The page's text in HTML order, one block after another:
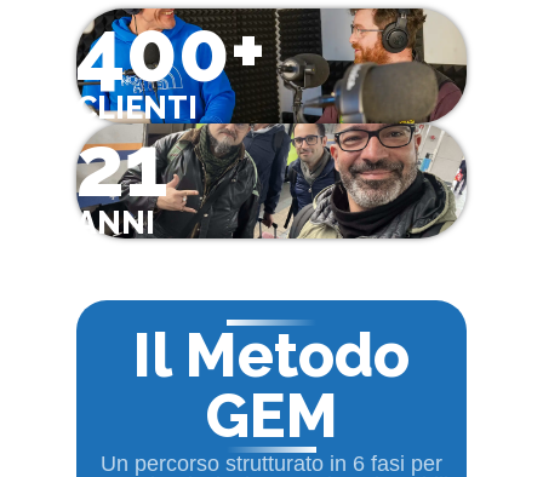
400+
CLIENTI
21
ANNI
Il Metodo
GEM
Un percorso strutturato in 6 fasi per